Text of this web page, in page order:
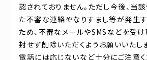
認されておりません。ただし今後、当
た不審な連絡やなりすまし等が発生
ため、不審なメールやSMSなどを受
封せず削除いただくようお願いいたし
電話には応じないなど十分にご注意